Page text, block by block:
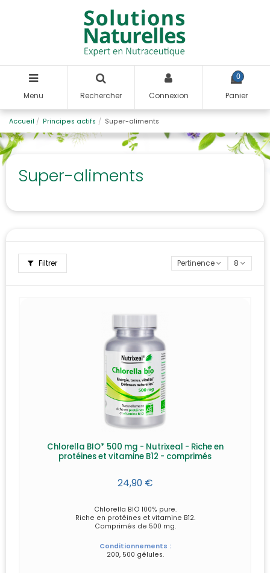
Menu Rechercher Connexion
0
Panier
Accueil Principes actifs Super-aliments
Super-aliments
Filtrer Pertinence 8
Chlorella BIO* 500 mg - Nutrixeal - Riche en
protéines et vitamine B12 - comprimés
24,90 €
Chlorella BIO 100% pure.
Riche en protéines et vitamine B12.
Comprimés de 500 mg.
Conditionnements :
200, 500 gélules.